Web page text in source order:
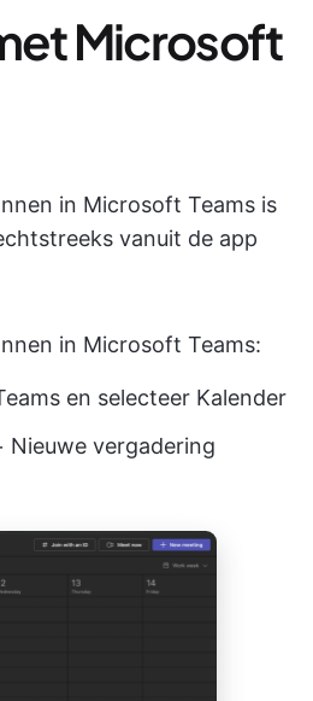
Microsoft
in Microsoft Teams is
vanuit de app
in Microsoft Teams:
en selecteer Kalender
Nieuwe vergadering